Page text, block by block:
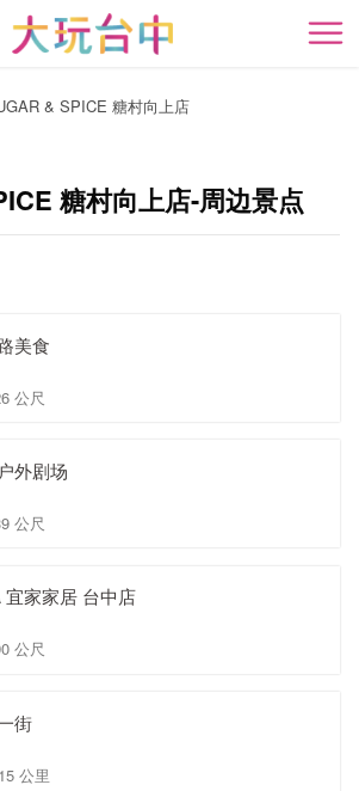
开
& SPICE 糖村向上店
糖村向上店-周边景点
美食
公尺
外剧场
公尺
宜家家居 台中店
公尺
街
公里